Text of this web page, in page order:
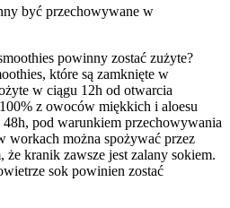
być przechowywane w
powinny zostać zużyte?
które są zamknięte w
w ciągu 12h od otwarcia
z owoców miękkich i aloesu
pod warunkiem przechowywania
workach można spożywać przez
kranik zawsze jest zalany sokiem.
sok powinien zostać